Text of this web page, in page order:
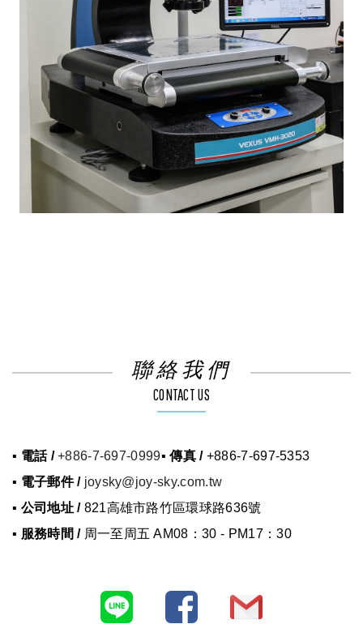
聯絡我們
CONTACT US
▪ 電話 / +886-7-697-0999▪ 傳真 / +886-7-697-5353
▪ 電子郵件 / joysky@joy-sky.com.tw
▪ 公司地址 / 821高雄市路竹區環球路636號
▪ 服務時間 / 周一至周五 AM08：30 - PM17：30